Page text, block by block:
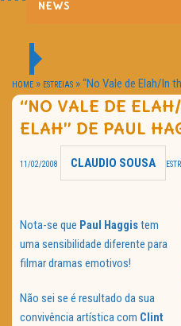
NEWS
PASSATEMPOS
HOME CINEMA
NOTA PESSOAL
TRAILER DO DIA
HOME » ESTREIAS »“No Vale de Elah/In
“NO VALE DE
ELAH” DE PAUL
11/02/2008 CLAUDIO SOUSA
Nota-se que Paul Haggistem
uma sensibilidade diferente para
filmar dramas emotivos!
Não sei se é resultado da sua
convivência artística com Clint